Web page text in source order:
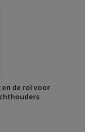
de rol voor